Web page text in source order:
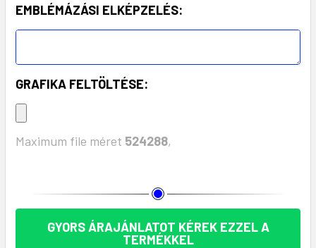
EMBLÉMÁZÁSI ELKÉPZELÉS:
GRAFIKA FELTÖLTÉSE:
Maximum file méret 524288,
GYORS ÁRAJÁNLATOT KÉREK EZZEL A
TERMÉKKEL